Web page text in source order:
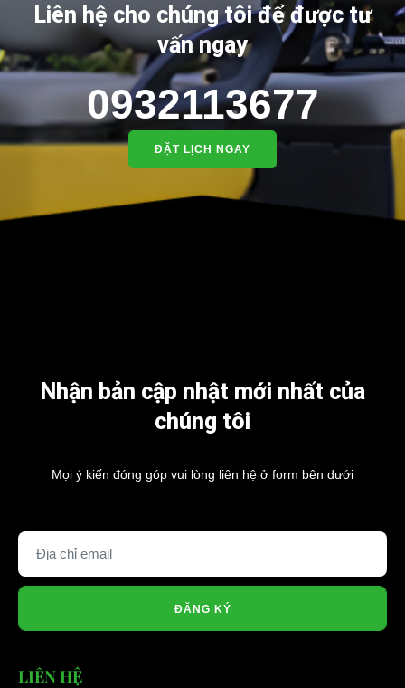
Liên hệ cho chúng tôi để được tư
vấn ngay
0932113677
ĐẶT LỊCH NGAY
Nhận bản cập nhật mới nhất của
chúng tôi
Mọi ý kiến đóng góp vui lòng liên hệ ở form bên dưới
ĐĂNG KÝ
LIÊN HỆ